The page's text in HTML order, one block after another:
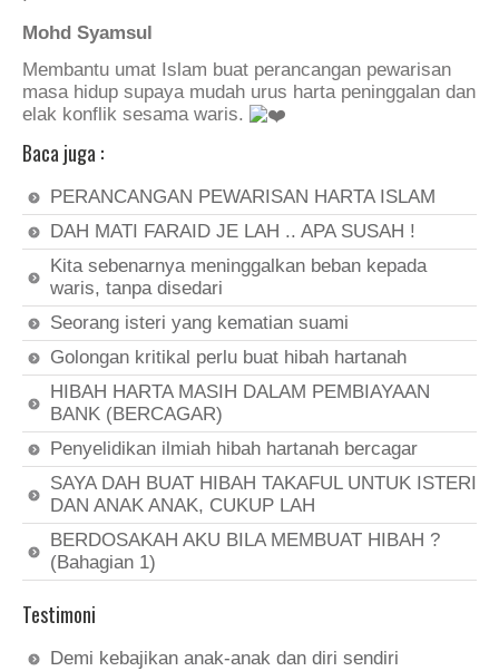
Mohd Syamsul
Membantu umat Islam buat perancangan pewarisan
masa hidup supaya mudah urus harta peninggalan dan
elak konflik sesama waris.
Baca juga :
PERANCANGAN PEWARISAN HARTA ISLAM
DAH MATI FARAID JE LAH .. APA SUSAH !
Kita sebenarnya meninggalkan beban kepada
waris, tanpa disedari
Seorang isteri yang kematian suami
Golongan kritikal perlu buat hibah hartanah
HIBAH HARTA MASIH DALAM PEMBIAYAAN
BANK (BERCAGAR)
Penyelidikan ilmiah hibah hartanah bercagar
SAYA DAH BUAT HIBAH TAKAFUL UNTUK ISTERI
DAN ANAK ANAK, CUKUP LAH
BERDOSAKAH AKU BILA MEMBUAT HIBAH ?
(Bahagian 1)
Testimoni
Demi kebajikan anak-anak dan diri sendiri